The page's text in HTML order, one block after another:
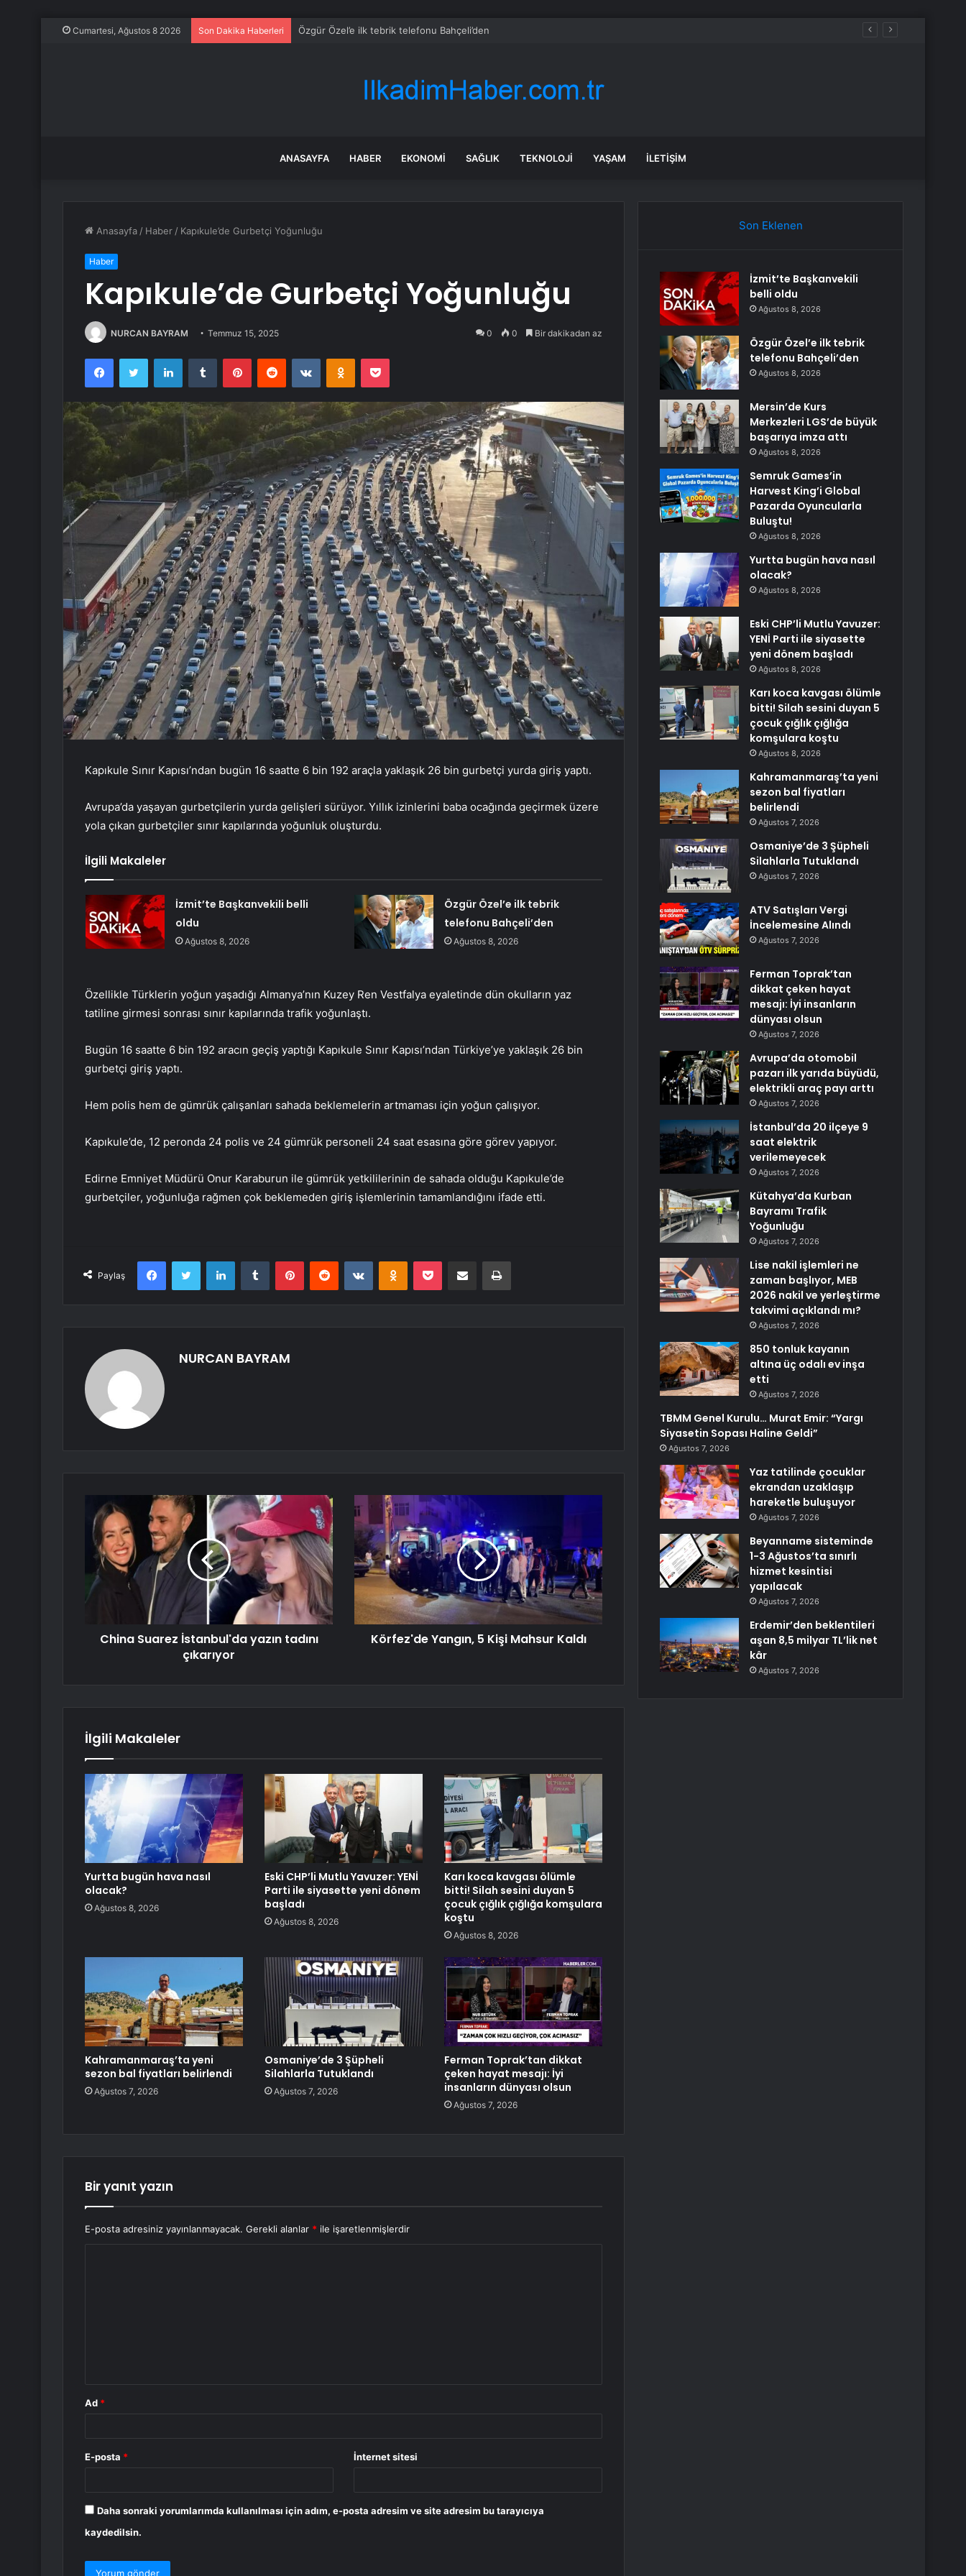
Cumartesi, Ağustos 8 2026 Son Dakika Haberleri Özgür Özel’e ilk tebrik telefonu Bahçeli’den
ANASAYFA HABER EKONOMI SAĞLIK TEKNOLOJI YAŞAM İLETIŞIM
Anasayfa / Haber / Kapıkule’de Gurbetçi Yoğunluğu
Haber
Kapıkule’de Gurbetçi Yoğunluğu
NURCAN BAYRAM Temmuz 15, 2025 0 0 Bir dakikadan az
FacebookTwitter LinkedInTumblr PinterestReddit VKontakteOdnoklassniki
Pocket
Kapıkule Sınır Kapısı’ndan bugün 16 saatte 6 bin 192 araçla yaklaşık 26 bin gurbetçi yurda giriş yaptı.
Avrupa’da yaşayan gurbetçilerin yurda gelişleri sürüyor. Yıllık izinlerini baba ocağında geçirmek üzere
yola çıkan gurbetçiler sınır kapılarında yoğunluk oluşturdu.
İlgili Makaleler
İzmit’te Başkanvekili belli
oldu
Ağustos 8, 2026
Özgür Özel’e ilk tebrik
telefonu Bahçeli’den
Ağustos 8, 2026
Özellikle Türklerin yoğun yaşadığı Almanya’nın Kuzey Ren Vestfalya eyaletinde dün okulların yaz
tatiline girmesi sonrası sınır kapılarında trafik yoğunlaştı.
Bugün 16 saatte 6 bin 192 aracın geçiş yaptığı Kapıkule Sınır Kapısı’ndan Türkiye’ye yaklaşık 26 bin
gurbetçi giriş yaptı.
Hem polis hem de gümrük çalışanları sahada beklemelerin artmaması için yoğun çalışıyor.
Kapıkule’de, 12 peronda 24 polis ve 24 gümrük personeli 24 saat esasına göre görev yapıyor.
Edirne Emniyet Müdürü Onur Karaburun ile gümrük yetkililerinin de sahada olduğu Kapıkule’de
gurbetçiler, yoğunluğa rağmen çok beklemeden giriş işlemlerinin tamamlandığını ifade etti.
Paylaş
FacebookTwitter LinkedInTumblr PinterestReddit VKontakteOdnoklassniki
Pocket E-Posta ile paylaş Yazdır
NURCAN BAYRAM
China Suarez İstanbul'da yazın tadını
çıkarıyor
Körfez'de Yangın, 5 Kişi Mahsur Kaldı
İlgili Makaleler
Yurtta bugün hava nasıl
olacak?
Ağustos 8, 2026
Eski CHP’li Mutlu Yavuzer: YENİ
Parti ile siyasette yeni dönem
başladı
Ağustos 8, 2026
Karı koca kavgası ölümle
bitti! Silah sesini duyan 5
çocuk çığlık çığlığa komşulara
koştu
Ağustos 8, 2026
Kahramanmaraş’ta yeni
sezon bal fiyatları belirlendi
Ağustos 7, 2026
Osmaniye’de 3 Şüpheli
Silahlarla Tutuklandı
Ağustos 7, 2026
Ferman Toprak’tan dikkat
çeken hayat mesajı: İyi
insanların dünyası olsun
Ağustos 7, 2026
Bir yanıt yazın
E-posta adresiniz yayınlanmayacak. Gerekli alanlar * ile işaretlenmişlerdir
Ad *
E-posta * İnternet sitesi
Daha sonraki yorumlarımda kullanılması için adım, e-posta adresim ve site adresim bu tarayıcıya
kaydedilsin.
Son Eklenen
İzmit’te Başkanvekili
belli oldu
Ağustos 8, 2026
Özgür Özel’e ilk tebrik
telefonu Bahçeli’den
Ağustos 8, 2026
Mersin’de Kurs
Merkezleri LGS’de büyük
başarıya imza attı
Ağustos 8, 2026
Semruk Games’in
Harvest King’i Global
Pazarda Oyuncularla
Buluştu!
Ağustos 8, 2026
Yurtta bugün hava nasıl
olacak?
Ağustos 8, 2026
Eski CHP’li Mutlu Yavuzer:
YENİ Parti ile siyasette
yeni dönem başladı
Ağustos 8, 2026
Karı koca kavgası ölümle
bitti! Silah sesini duyan 5
çocuk çığlık çığlığa
komşulara koştu
Ağustos 8, 2026
Kahramanmaraş’ta yeni
sezon bal fiyatları
belirlendi
Ağustos 7, 2026
Osmaniye’de 3 Şüpheli
Silahlarla Tutuklandı
Ağustos 7, 2026
ATV Satışları Vergi
İncelemesine Alındı
Ağustos 7, 2026
Ferman Toprak’tan
dikkat çeken hayat
mesajı: İyi insanların
dünyası olsun
Ağustos 7, 2026
Avrupa’da otomobil
pazarı ilk yarıda büyüdü,
elektrikli araç payı arttı
Ağustos 7, 2026
İstanbul’da 20 ilçeye 9
saat elektrik
verilemeyecek
Ağustos 7, 2026
Kütahya’da Kurban
Bayramı Trafik
Yoğunluğu
Ağustos 7, 2026
Lise nakil işlemleri ne
zaman başlıyor, MEB
2026 nakil ve yerleştirme
takvimi açıklandı mı?
Ağustos 7, 2026
850 tonluk kayanın
altına üç odalı ev inşa
etti
Ağustos 7, 2026
TBMM Genel Kurulu… Murat Emir: “Yargı
Siyasetin Sopası Haline Geldi”
Ağustos 7, 2026
Yaz tatilinde çocuklar
ekrandan uzaklaşıp
hareketle buluşuyor
Ağustos 7, 2026
Beyanname sisteminde
1-3 Ağustos’ta sınırlı
hizmet kesintisi
yapılacak
Ağustos 7, 2026
Erdemir’den beklentileri
aşan 8,5 milyar TL’lik net
kâr
Ağustos 7, 2026